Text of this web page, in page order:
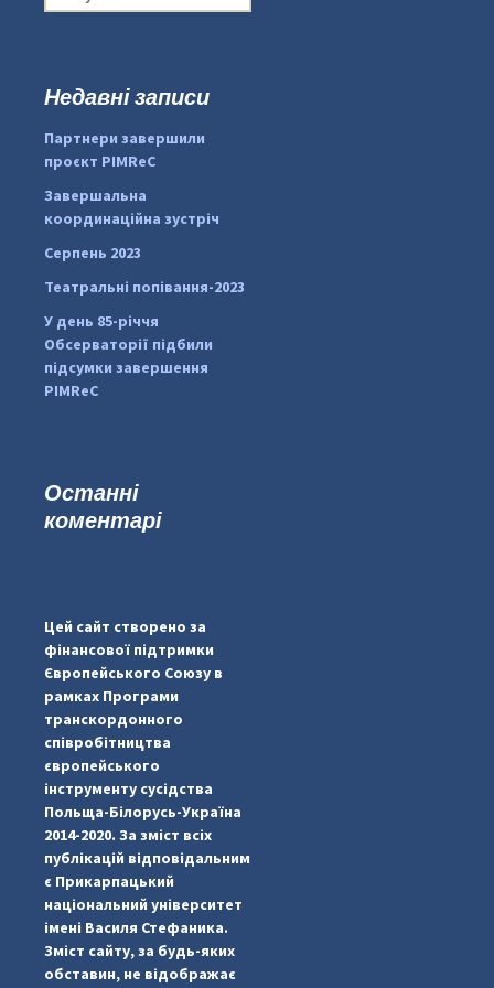
pimrec_project
о
:Недавні записи
Партнери завершили
проєкт PIMReC
Завершальна
координаційна зустріч
Серпень 2023
Театральні попівання-2023
У день 85-річчя
Обсерваторії підбили
підсумки завершення
PIMReC
Останні
коментарі
Цей сайт створено за
фінансової підтримки
Європейського Союзу в
рамках Програми
транскордонного
співробітництва
європейського
інструменту сусідства
Польща-Білорусь-Україна
2014-2020. За зміст всіх
публікацій відповідальним
є Прикарпацький
національний університет
імені Василя Стефаника.
Зміст сайту, за будь-яких
обставин, не відображає